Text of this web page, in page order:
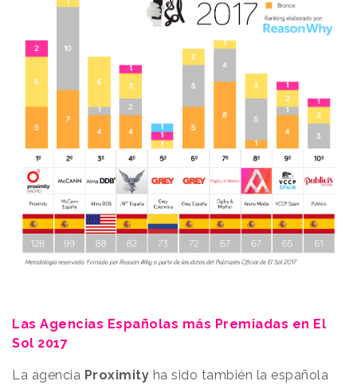
Las Agencias Españolas más Premiadas en El
Sol 2017
La agencia Proximity ha sido también la española